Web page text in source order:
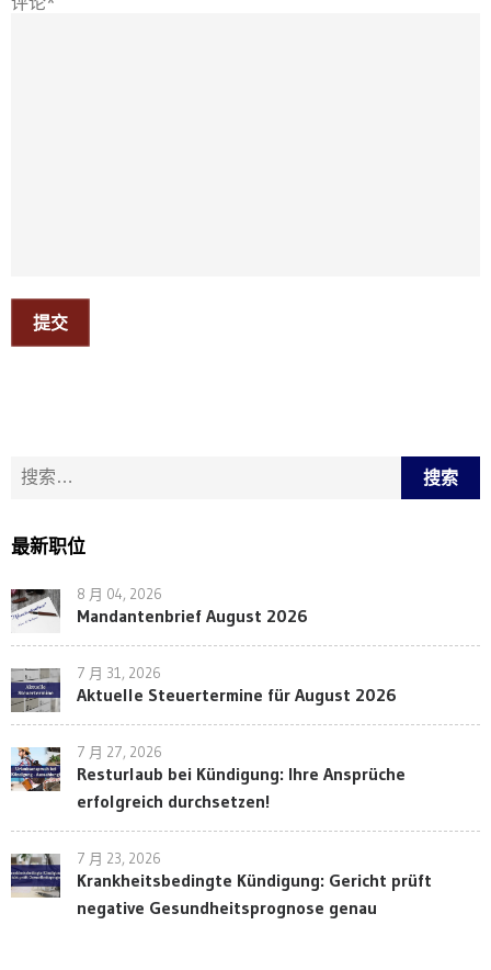
提交
搜索：
最新职位
8 月 04, 2026
Mandantenbrief August 2026
7 月 31, 2026
Aktuelle Steuertermine für August 2026
7 月 27, 2026
Resturlaub bei Kündigung: Ihre Ansprüche
erfolgreich durchsetzen!
7 月 23, 2026
Krankheitsbedingte Kündigung: Gericht prüft
negative Gesundheitsprognose genau